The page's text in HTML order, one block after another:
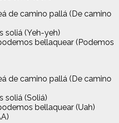
de camino pallá (De camino
soliá (Yeh-yeh)
bellaquear (Podemos
de camino pallá (De camino
soliá (Soliá)
bellaquear (Uah)